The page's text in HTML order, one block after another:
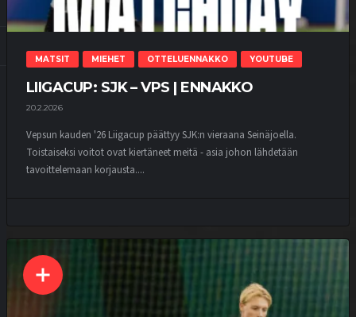
MATSIT MIEHET OTTELUENNAKKO YOUTUBE
LIIGACUP: SJK – VPS | ENNAKKO
20.2.2026
Vepsun kauden '26 Liigacup päättyy SJK:n vieraana Seinäjoella.
Toistaiseksi voitot ovat kiertäneet meitä - asia johon lähdetään
tavoittelemaan korjausta....